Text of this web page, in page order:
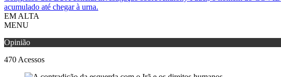
acumulado até chegar à urna.
EM ALTA
MENU
Opinião
470 Acessos